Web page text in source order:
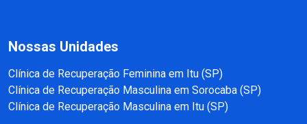
Nossas Unidades
Clínica de Recuperação Feminina em Itu (SP)
Clínica de Recuperação Masculina em Sorocaba (SP)
Clínica de Recuperação Masculina em Itu (SP)